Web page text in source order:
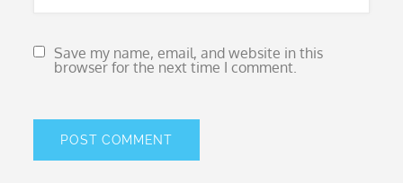
Save my name, email, and website in this
browser for the next time I comment.